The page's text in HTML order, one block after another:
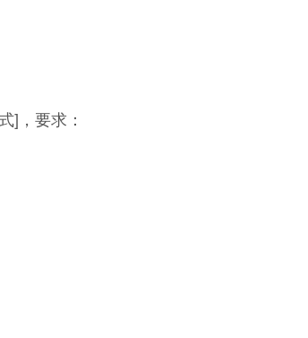
]，要求：